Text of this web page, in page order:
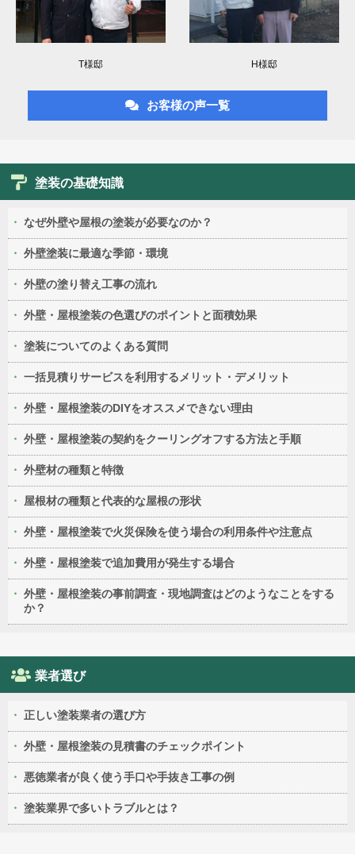
T様邸 H様邸
お客様の声一覧
塗装の基礎知識
なぜ外壁や屋根の塗装が必要なのか？
外壁塗装に最適な季節・環境
外壁の塗り替え工事の流れ
外壁・屋根塗装の色選びのポイントと面積効果
塗装についてのよくある質問
一括見積りサービスを利用するメリット・デメリット
外壁・屋根塗装のDIYをオススメできない理由
外壁・屋根塗装の契約をクーリングオフする方法と手順
外壁材の種類と特徴
屋根材の種類と代表的な屋根の形状
外壁・屋根塗装で火災保険を使う場合の利用条件や注意点
外壁・屋根塗装で追加費用が発生する場合
外壁・屋根塗装の事前調査・現地調査はどのようなことをする
か？
業者選び
正しい塗装業者の選び方
外壁・屋根塗装の見積書のチェックポイント
悪徳業者が良く使う手口や手抜き工事の例
塗装業界で多いトラブルとは？